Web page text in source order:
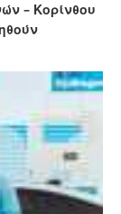
– Κορίνθου